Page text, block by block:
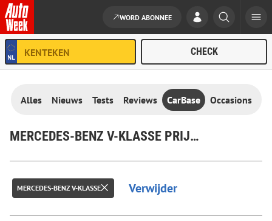
Ga naar de inhoud
WORD ABONNEE
Alles Nieuws Tests Reviews CarBase Occasions
MERCEDES-BENZ V-KLASSE PRIJZEN & SPECIFICATIES
MERCEDES-BENZ V-KLASSE Verwijder